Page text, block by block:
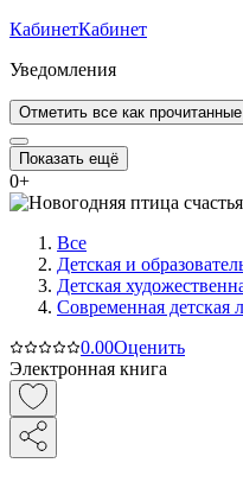
КабинетКабинет
Уведомления
Отметить все как прочитанные
Показать ещё
0+
Все
Детская и
Детская
Современная детская
0.00Оценить
Электронная книга